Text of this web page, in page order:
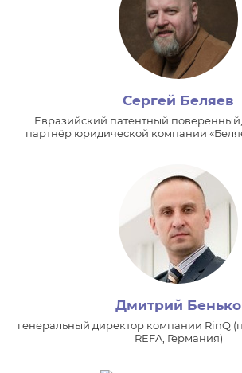
Сергей Беляев
Евразийский патентный
партнёр юридической компании
Дмитрий Бенько
генеральный директор компании RinQ
REFA, Германия)